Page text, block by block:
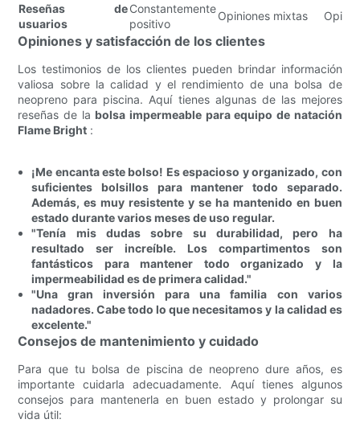
Reseñas de
usuarios
Constantemente
positivo
Opiniones mixtas
Opiniones y satisfacción de los clientes
Los testimonios de los clientes pueden brindar información
valiosa sobre la calidad y el rendimiento de una bolsa de
neopreno para piscina. Aquí tienes algunas de las mejores
reseñas de la bolsa impermeable para equipo de natación
Flame Bright :
¡Me encanta este bolso! Es espacioso y organizado, con
suficientes bolsillos para mantener todo separado.
Además, es muy resistente y se ha mantenido en buen
estado durante varios meses de uso regular.
"Tenía mis dudas sobre su durabilidad, pero ha
resultado ser increíble. Los compartimentos son
fantásticos para mantener todo organizado y la
impermeabilidad es de primera calidad."
"Una gran inversión para una familia con varios
nadadores. Cabe todo lo que necesitamos y la calidad es
excelente."
Consejos de mantenimiento y cuidado
Para que tu bolsa de piscina de neopreno dure años, es
importante cuidarla adecuadamente. Aquí tienes algunos
consejos para mantenerla en buen estado y prolongar su
vida útil: